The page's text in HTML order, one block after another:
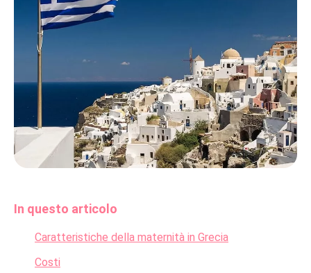
In questo articolo
Caratteristiche della maternità in Grecia
Costi